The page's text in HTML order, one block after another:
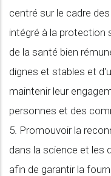
centré sur le cadre
intégré à la protection
de la santé bien
dignes et stables et
maintenir leur
personnes et des
5. Promouvoir la
dans la science et les
afin de garantir la